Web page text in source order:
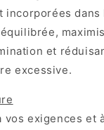
incorporées
et
excessive.
vos exigences et